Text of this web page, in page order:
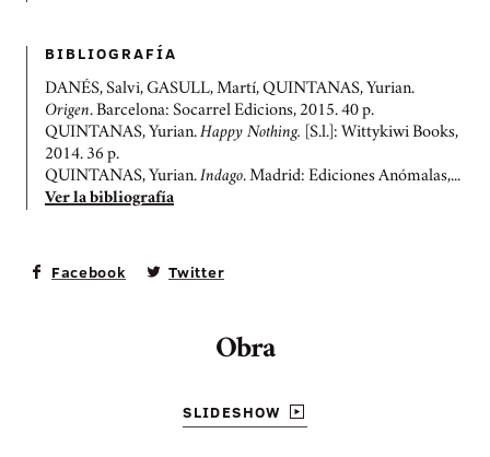
BIBLIOGRAFÍ­A
DANÉS, Salvi, GASULL, Martí, QUINTANAS, Yurian.
Origen. Barcelona: Socarrel Edicions, 2015. 40 p.
QUINTANAS, Yurian. Happy Nothing.
[S.l.]: Wittykiwi Books,
2014. 36 p.
QUINTANAS, Yurian. Indago. Madrid: Ediciones Anómalas,...
Ver la bibliografía
Facebook Twitter
Obra
SLIDESHOW